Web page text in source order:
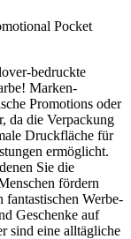
Pocket
bedruckte
Marken-
Promotions oder
da die Verpackung
Druckfläche für
ermöglicht.
Sie die
fördern
Werbe-
Geschenke auf
sind eine alltägliche